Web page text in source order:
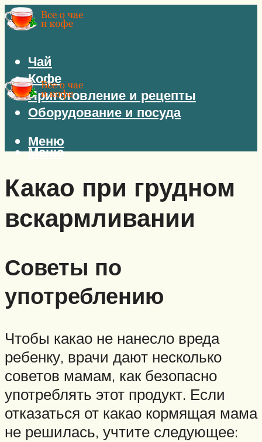
Чай
Кофе
Приготовление и рецепты
Оборудование и посуда
Меню
Меню
Какао при грудном
вскармливании
Советы по
употреблению
Чтобы какао не нанесло вреда
ребенку, врачи дают несколько
советов мамам, как безопасно
употреблять этот продукт. Если
отказаться от какао кормящая мама
не решилась, учтите следующее: